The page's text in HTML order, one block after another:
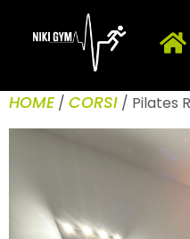
HOME/ CORSI / Pilates